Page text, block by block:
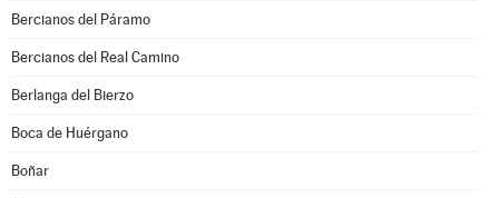
Bercianos del Páramo
Bercianos del Real Camino
Berlanga del Bierzo
Boca de Huérgano
Boñar